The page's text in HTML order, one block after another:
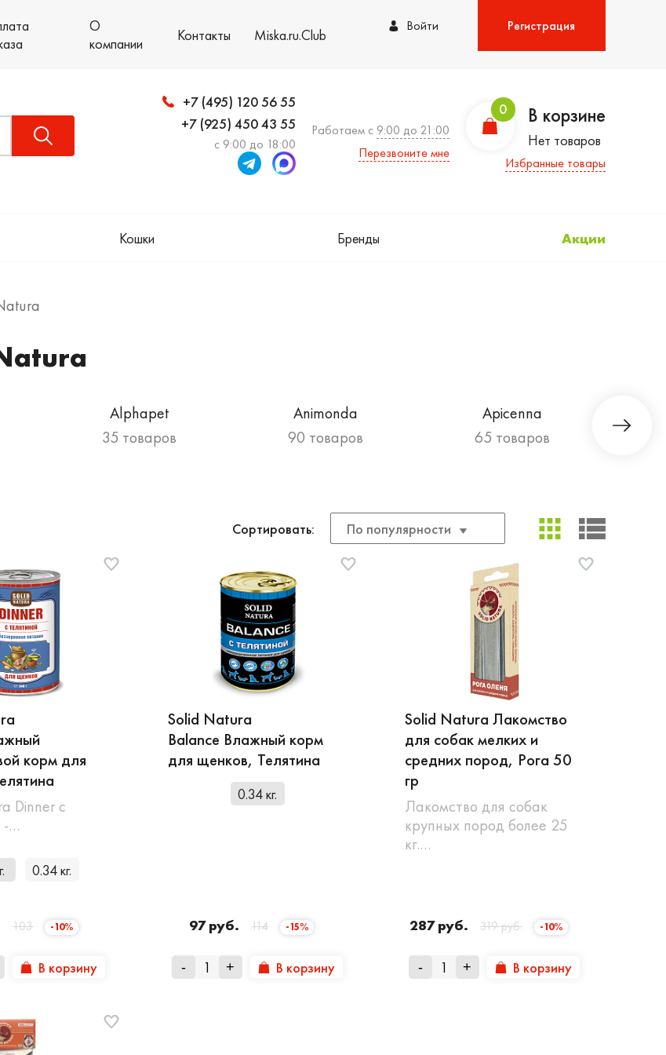
О
компании
Контакты Miska.ru.Club Войти Регистрация
+7 (495) 120 56 55
+7 (925) 450 43 55
с 9:00 до 18:00
Работаем с 9:00 до 21:00
Перезвоните мне
0 В корзине
Нет товаров
Избранные товары
Кошки Бренды Акции
Alphapet
35 товаров
Animonda
90 товаров
Apicenna
65 товаров
Сортировать: По популярности
корм для
Dinner с
-…
0.34 кг.
103 -10%
В корзину
Solid Natura
Balance Влажный корм
для щенков, Телятина
0.34 кг.
97 руб. 114 -15%
- + В корзину
Solid Natura Лакомство
для собак мелких и
средних пород, Рога 50
гр
Лакомство для собак
крупных пород более 25
кг.…
287 руб. 319 руб. -10%
- + В корзину